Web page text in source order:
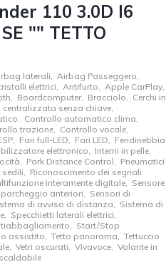
110 3.0D I6
"" TETTO
laterali, Airbag Passeggero,
elettrici, Antifurto, Apple CarPlay,
, Boardcomputer, Bracciolo, Cerchi in
centralizzata senza chiave,
, Controllo automatico clima,
trazione, Controllo vocale,
, Fari full-LED, Fari LED, Fendinebbia
elettronico, Interni in pelle,
, Park Distance Control, Pneumatici
sedili, Riconoscimento dei segnali
interamente digitale, Sensore
anteriori, Sensori di
di avviso di distanza, Sistema di
, Specchietti laterali elettrici,
, Start/Stop
assistito, Tetto panorama, Tettuccio
, Vetri oscurati, Vivavoce, Volante in